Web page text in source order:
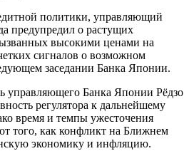
политики, управляющий
предупредил о растущих
высокими ценами на
сигналов о возможном
заседании Банка Японии.
управляющего Банка Японии Рёдзо
регулятора к дальнейшему
время и темпы ужесточения
того, как конфликт на Ближнем
экономику и инфляцию.